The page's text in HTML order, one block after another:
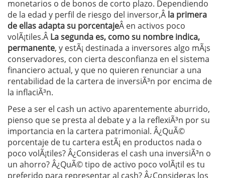
monetarios o de bonos de corto plazo. Dependiendo
de la edad y perfil de riesgo del inversor,Â la primera
de ellas adapta su porcentajeÂ en activos poco
volÃ¡tiles.Â La segunda es, como su nombre indica,
permanente, y estÃ¡ destinada a inversores algo mÃ¡s
conservadores, con cierta desconfianza en el sistema
financiero actual, y que no quieren renunciar a una
rentabilidad de la cartera de inversiÃ³n por encima de
la inflaciÃ³n.
Pese a ser el cash un activo aparentemente aburrido,
pienso que se presta al debate y a la reflexiÃ³n por su
importancia en la cartera patrimonial. Â¿QuÃ©
porcentaje de tu cartera estÃ¡ en productos nada o
poco volÃ¡tiles? Â¿Consideras el cash una inversiÃ³n o
un ahorro? Â¿QuÃ© tipo de activo poco volÃ¡til es tu
preferido para representar al cash? Â¿Consideras los